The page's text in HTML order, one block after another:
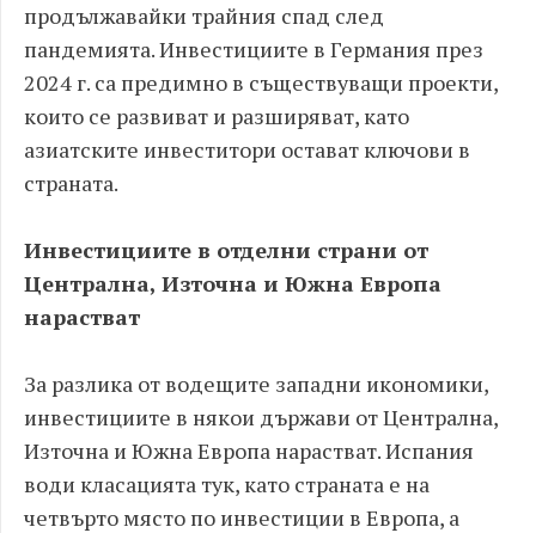
продължавайки трайния спад след
пандемията. Инвестициите в Германия през
2024 г. са предимно в съществуващи проекти,
които се развиват и разширяват, като
азиатските инвеститори остават ключови в
страната.
Инвестициите в отделни страни от
Централна, Източна и Южна Европа
нарастват
За разлика от водещите западни икономики,
инвестициите в някои държави от Централна,
Източна и Южна Европа нарастват. Испания
води класацията тук, като страната е на
четвърто място по инвестиции в Европа, а